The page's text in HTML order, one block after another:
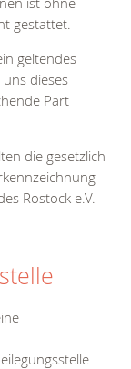
gestattet.
geltendes
dieses
Part
die gesetzlich
Rostock e.V.